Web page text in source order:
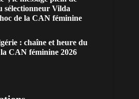
sélectionneur Vilda
de la CAN féminine
: chaîne et heure du
CAN féminine 2026